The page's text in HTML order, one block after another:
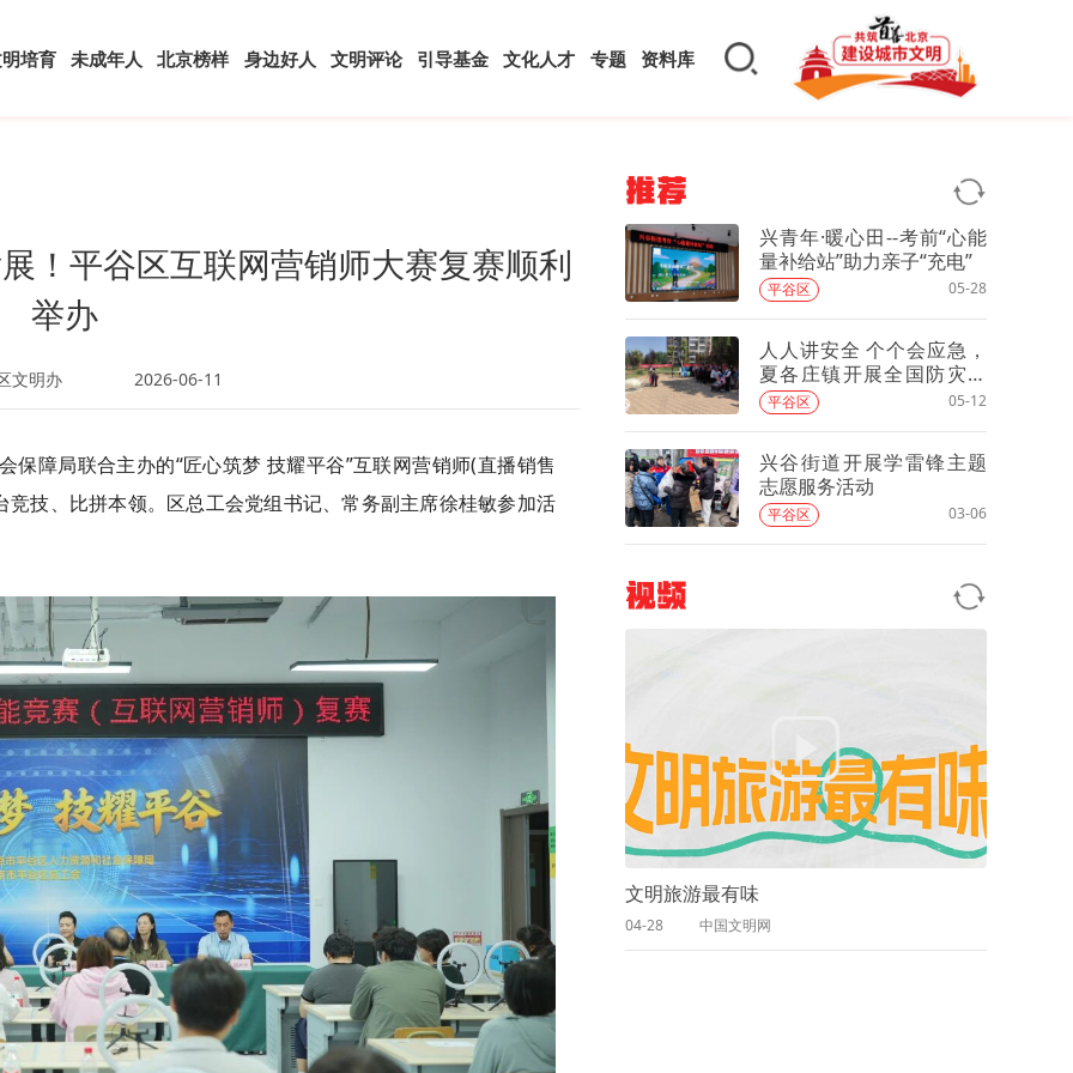
培育 未成年人 北京榜样 身边好人 文明评论 引导基金 文化人才 专题 资料库
！平谷区互联网营销师大赛复赛顺利
举办
文明办 2026-06-11
障局联合主办的“匠心筑梦 技耀平谷”互联网营销师(直播销售
技、比拼本领。区总工会党组书记、常务副主席徐桂敏参加活
推荐
兴青年·暖心田--考前“心能
量补给站”助力亲子“充电”
平谷区 05-28
人人讲安全 个个会应急，
夏各庄镇开展全国防灾减
灾日主题宣传活动
平谷区 05-12
兴谷街道开展学雷锋主题
志愿服务活动
平谷区 03-06
视频
文明旅游最有味
04-28 中国文明网